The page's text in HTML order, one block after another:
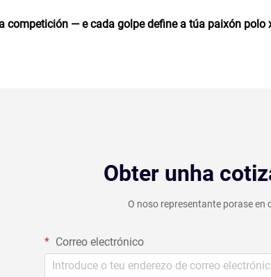
competición — e cada golpe define a túa paixón polo
Obter unha
O noso representante porase en
Correo electrónico